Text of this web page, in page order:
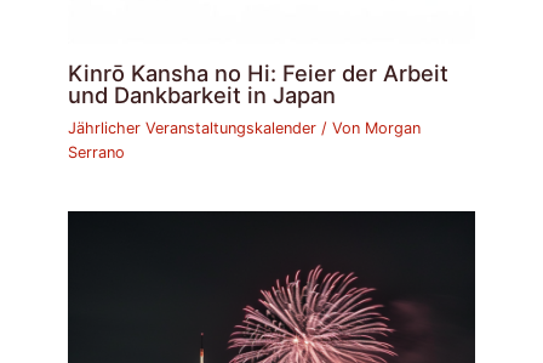
Kinrō Kansha no Hi: Feier der Arbeit
und Dankbarkeit in Japan
Jährlicher Veranstaltungskalender / Von Morgan
Serrano